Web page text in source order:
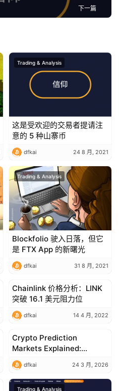
下一篇
Trading & Analysis
这是受欢迎的交易者提请注
意的 5 种山寨币
dfkai 24 8 月, 2021
Trading & Analysis
Blockfolio 驶入日落，但它
是 FTX App 的新曙光
dfkai 31 8 月, 2021
Trading & Analysis
Chainlink 价格分析：LINK
突破 16.1 美元阻力位
dfkai 14 4 月, 2022
Blockchain Technology
Crypto Prediction
Markets Explained:
Polymarket, Kalshi, and
the $70B Opportunity
dfkai 24 3 月, 2026
Trading & Analysis